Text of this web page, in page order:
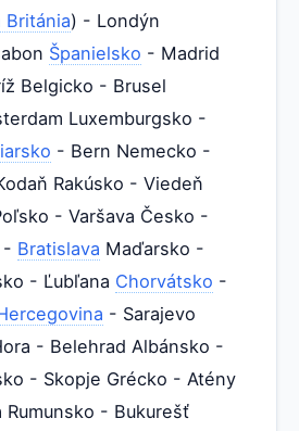
Británia) - Londýn
Španielsko - Madrid
Belgicko - Brusel
Luxemburgsko -
- Bern Nemecko -
Rakúsko - Viedeň
- Varšava Česko -
- Bratislava Maďarsko -
- Ľubľana Chorvátsko -
- Sarajevo
- Belehrad Albánsko -
- Skopje Grécko - Atény
Rumunsko - Bukurešť